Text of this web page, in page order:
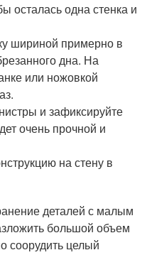
осталась одна стенка и
шириной примерно в
дна. На
или ножовкой
и зафиксируйте
очень прочной и
на стену в
деталей с малым
большой объем
соорудить целый